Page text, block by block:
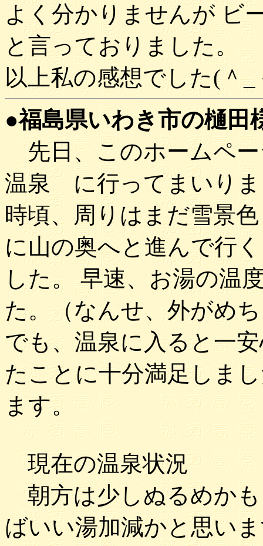
よく分かりませんが ビ
と言っておりました。
以上私の感想でした(＾_
●福島県いわき市の樋田
先日、このホームペ
温泉 に行ってまいりま
時頃、周りはまだ雪景
に山の奥へと進んで行
した。 早速、お湯の温
た。（なんせ、外がめ
でも、温泉に入ると一
たことに十分満足しま
ます。
現在の温泉状況
朝方は少しぬるめか
ばいい湯加減かと思い